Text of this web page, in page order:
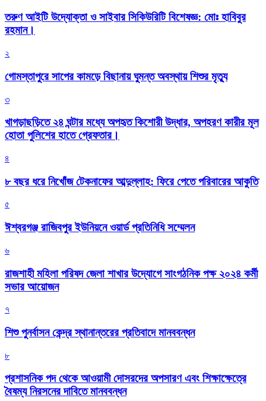
তরুণ আইটি উদ্যোক্তা ও সাইবার সিকিউরিটি বিশেষজ্ঞ: মোঃ হাবিবুর
রহমান।
২
গোমস্তাপুরে সাপের কামড়ে বিছানায় ঘুমন্ত অবস্থায় শিশুর মৃত্যু
৩
খাগড়াছড়িতে ২৪ ঘন্টার মধ্যে অপহৃত কিশোরী উদ্ধার, অপহরণ কারীর মূল
হোতা পুলিশের হাতে গ্রেফতার।
৪
৮ বছর ধরে নিখোঁজ টেকনাফের আব্দুল্লাহ: ফিরে পেতে পরিবারের আকুতি
৫
ঈশ্বরগঞ্জ রাজিবপুর ইউনিয়নে ওয়ার্ড প্রতিনিধি সম্মেলন
৬
রাজশাহী মহিলা পরিষদ জেলা শাখার উদ্যোগে সাংগঠনিক পক্ষ ২০২৪ কর্মী
সভার আয়োজন
৭
শিশু পুনর্বাসন কেন্দ্র স্থানান্তরের প্রতিবাদে মানববন্ধন
৮
প্রশাসনিক পদ থেকে আওয়ামী দোসরদের অপসারণ এবং শিক্ষাক্ষেত্রে
বৈষম্য নিরসনের দাবিতে মানববন্ধন